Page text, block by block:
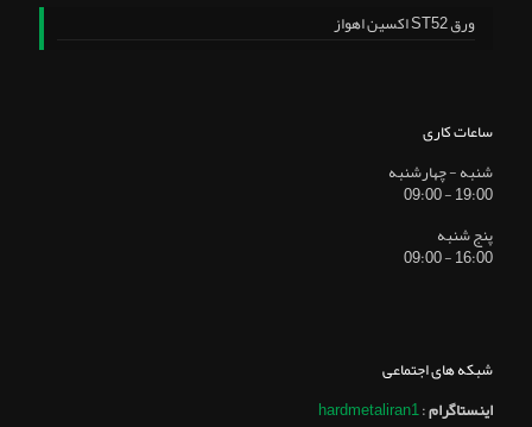
ورق ST52 اکسین اهواز
ساعات کاری
شنبه - چهارشنبه
19:00 - 09:00
پنج شنبه
16:00 - 09:00
شبکه های اجتماعی
اینستاگرام:
hardmetaliran1